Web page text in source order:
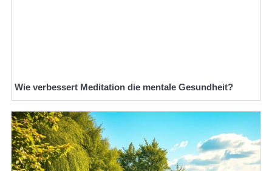
Wie verbessert Meditation die mentale Gesundheit?